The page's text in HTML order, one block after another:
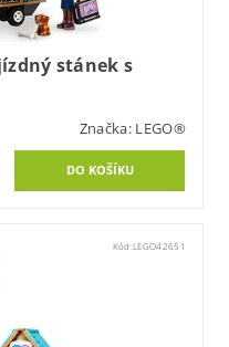
stánek s
Značka: LEGO®
Kód:LEGO42651